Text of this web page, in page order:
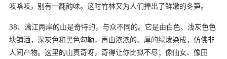
吱咯吱，别有一翻韵味。这时竹林又为人们捧出了鲜嫩的冬笋。
38、漓江两岸的山是奇特的，与众不同的。它是由白色、浅灰色色
块铺洒，深灰色和黑色勾勒，再由浓浓的、厚的绿泼染成，仿佛非
人间产物。这里的山真奇呀，奇得让你比拟不尽；像仙女、像田